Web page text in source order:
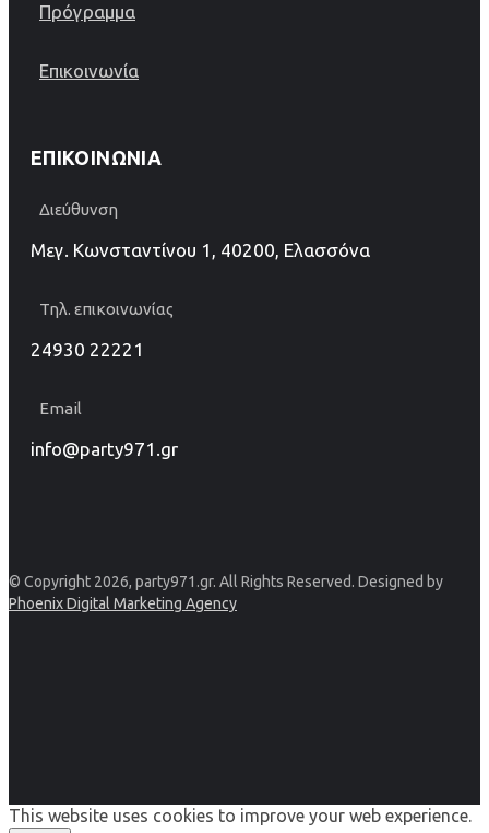
Πρόγραμμα
Επικοινωνία
ΕΠΙΚΟΙΝΩΝΊΑ
Διεύθυνση
Μεγ. Κωνσταντίνου 1, 40200, Ελασσόνα
Τηλ. επικοινωνίας
24930 22221
Email
info@party971.gr
© Copyright 2026, party971.gr. All Rights Reserved. Designed by
Phoenix Digital Marketing Agency
This website uses cookies to improve your web experience.